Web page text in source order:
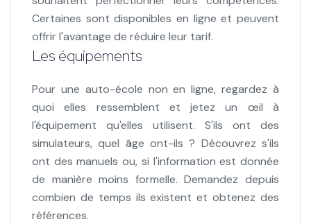
Certaines sont disponibles en ligne et peuvent
offrir l'avantage de réduire leur tarif.
Les équipements
Pour une auto-école non en ligne, regardez à
quoi elles ressemblent et jetez un œil à
l'équipement qu'elles utilisent. S'ils ont des
simulateurs, quel âge ont-ils ? Découvrez s'ils
ont des manuels ou, si l'information est donnée
de manière moins formelle. Demandez depuis
combien de temps ils existent et obtenez des
références.